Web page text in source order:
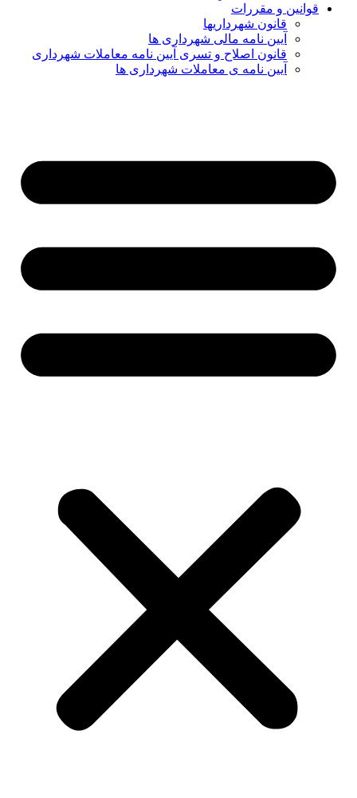
قوانین و مقررات
قانون شهرداریها
آیین نامه مالی شهرداری ها
قانون اصلاح و تسری آیین نامه معاملات شهرداری
آیین نامه ی معاملات شهرداری ها